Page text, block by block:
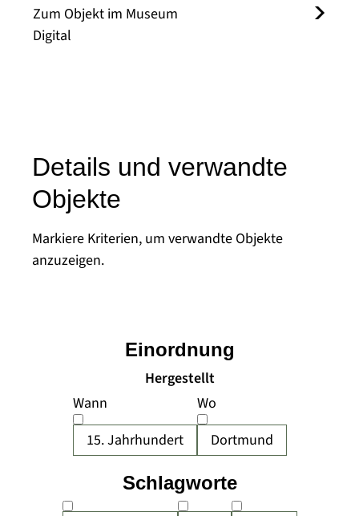
Zum Objekt im Museum
Digital
Details und verwandte
Objekte
Markiere Kriterien, um verwandte Objekte
anzuzeigen.
Hergestellt
Wann
15. Jahrhundert
Wo
Dortmund
Einordnung
Schlagworte